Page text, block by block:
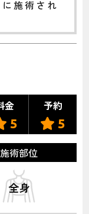
施術され
金
5
予約
5
施術部位
全身